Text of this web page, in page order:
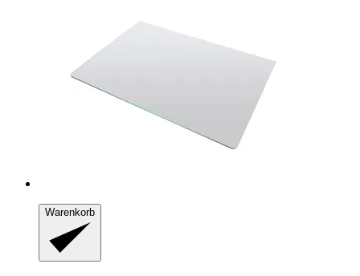
Warenkorb